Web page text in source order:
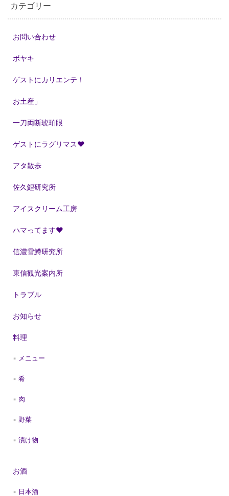
カテゴリー
お問い合わせ
ボヤキ
ゲストにカリエンテ！
お土産」
一刀両断琥珀眼
ゲストにラグリマス❤
アタ散歩
佐久鯉研究所
アイスクリーム工房
ハマってます❤
信濃雪鱒研究所
東信観光案内所
トラブル
お知らせ
料理
メニュー
肴
肉
野菜
漬け物
お酒
日本酒